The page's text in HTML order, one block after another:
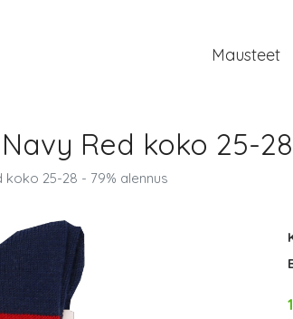
Mausteet
Red koko 25-
25-28 - 79% alennus